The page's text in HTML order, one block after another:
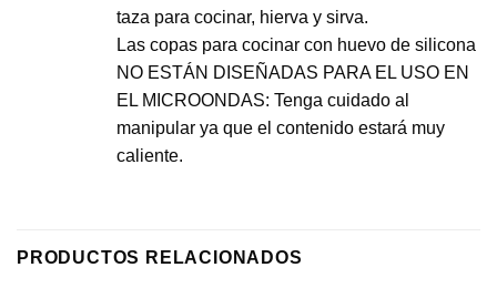
taza para cocinar, hierva y sirva.
Las copas para cocinar con huevo de silicona
NO ESTÁN DISEÑADAS PARA EL USO EN
EL MICROONDAS: Tenga cuidado al
manipular ya que el contenido estará muy
caliente.
PRODUCTOS RELACIONADOS